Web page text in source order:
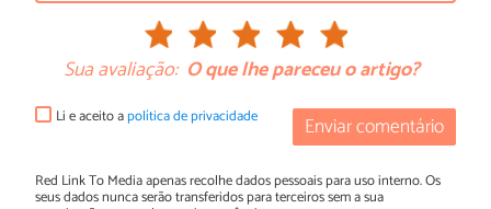
Sua avaliação: O que lhe pareceu o artigo?
Enviar comentário
Li e aceito apolítica de privacidade
Red Link To Media apenas recolhe dados pessoais para uso interno. Os
seus dados nunca serão transferidos para terceiros sem a sua